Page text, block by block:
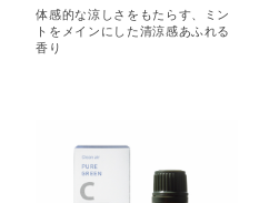
体感的な涼しさをもたらす、ミン
トをメインにした清涼感あふれる
香り